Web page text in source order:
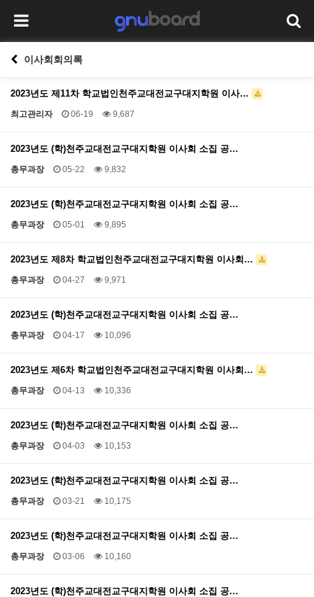
이사회회의록
2023년도 제11차 학교법인천주교대전교구대지학원 이사…
최고관리자 06-19 9,687
2023년도 (학)천주교대전교구대지학원 이사회 소집 공…
총무과장 05-22 9,832
2023년도 (학)천주교대전교구대지학원 이사회 소집 공…
총무과장 05-01 9,895
2023년도 제8차 학교법인천주교대전교구대지학원 이사회…
총무과장 04-27 9,971
2023년도 (학)천주교대전교구대지학원 이사회 소집 공…
총무과장 04-17 10,096
2023년도 제6차 학교법인천주교대전교구대지학원 이사회…
총무과장 04-13 10,336
2023년도 (학)천주교대전교구대지학원 이사회 소집 공…
총무과장 04-03 10,153
2023년도 (학)천주교대전교구대지학원 이사회 소집 공…
총무과장 03-21 10,175
2023년도 (학)천주교대전교구대지학원 이사회 소집 공…
총무과장 03-06 10,160
2023년도 (학)천주교대전교구대지학원 이사회 소집 공…